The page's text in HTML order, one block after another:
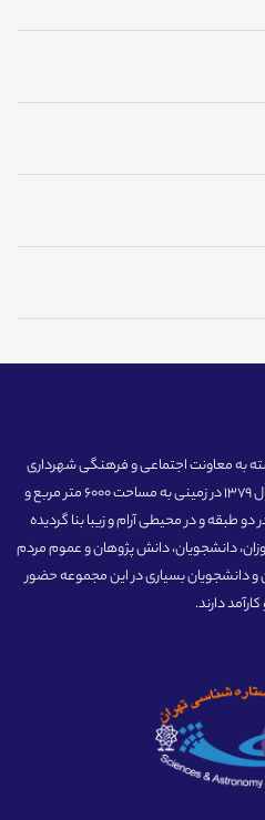
به معاونت اجتماعی و فرهنگی شهرداری
منطقه یک تهران، در شمال تهران در سال 1379 در زمینی به مساحت 6000 متر مربع و
3000 متر مربع، در دو طبقه و در محیطی آرام و زیبا بنا گردیده
دانشجویان، دانش پژوهان و عموم مردم
و دانشجویان بسیاری در این مجموعه حضور
دارند.